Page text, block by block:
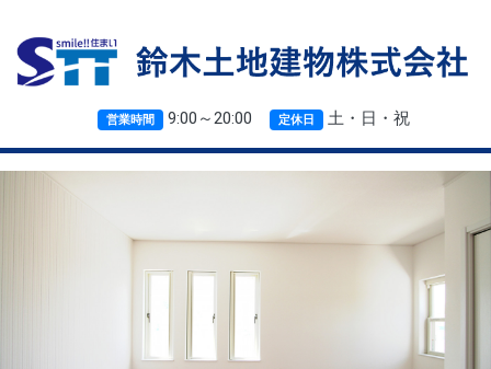
営業時間 9:00～20:00 定休日 土・日・祝